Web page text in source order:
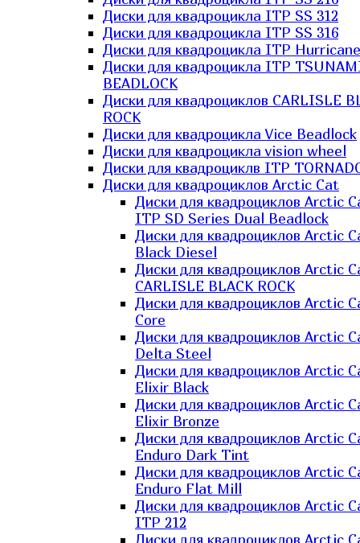
Диски для квадроцикла ITP SS 312
Диски для квадроцикла ITP SS 316
Диски для квадроцикла ITP Hurricane
Диски для квадроцикла ITP
BEADLOCK
Диски для квадроциклов CARLISLE
ROCK
Диски для квадроцикла Vice Beadlock
Диски для квадроцикла vision wheel
Диски для квадроциклв ITP
Диски для квадроциклов Arctic Cat
Диски для квадроциклов Arctic
ITP SD Series Dual Beadlock
Диски для квадроциклов Arctic
Black Diesel
Диски для квадроциклов Arctic
CARLISLE BLACK ROCK
Диски для квадроциклов Arctic
Core
Диски для квадроциклов Arctic
Delta Steel
Диски для квадроциклов Arctic
Elixir Black
Диски для квадроциклов Arctic
Elixir Bronze
Диски для квадроциклов Arctic
Enduro Dark Tint
Диски для квадроциклов Arctic
Enduro Flat Mill
Диски для квадроциклов Arctic
ITP 212
Диски для квадроциклов Arctic